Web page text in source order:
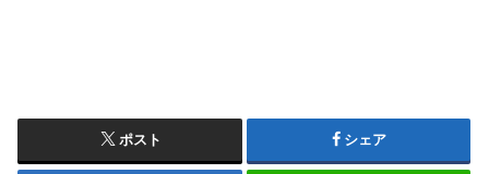
ポスト シェア